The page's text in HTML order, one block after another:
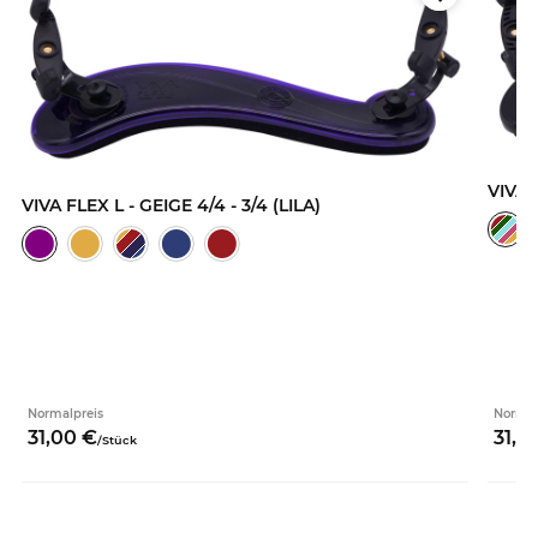
VIVA FLEX L - GEIGE 4/4 - 3/4 (LILA)
Normalpreis
31,00 €/Stück
VIVA
31,